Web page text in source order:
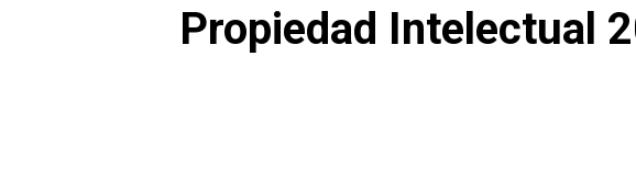
Propiedad Intelectual